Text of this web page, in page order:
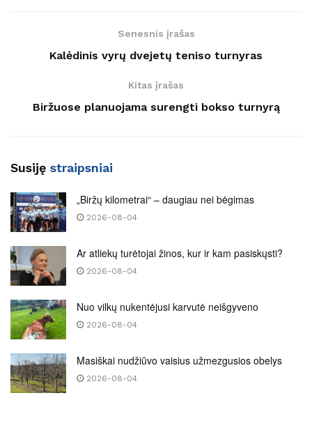
Senesnis įrašas
Kalėdinis vyrų dvejetų teniso turnyras
Kitas įrašas
Biržuose planuojama surengti bokso turnyrą
Susiję straipsniai
„Biržų kilometrai“ – daugiau nei bėgimas
2026-08-04
Ar atliekų turėtojai žinos, kur ir kam pasiskųsti?
2026-08-04
Nuo vilkų nukentėjusi karvutė neišgyveno
2026-08-04
Masiškai nudžiūvo vaisius užmezgusios obelys
2026-08-04